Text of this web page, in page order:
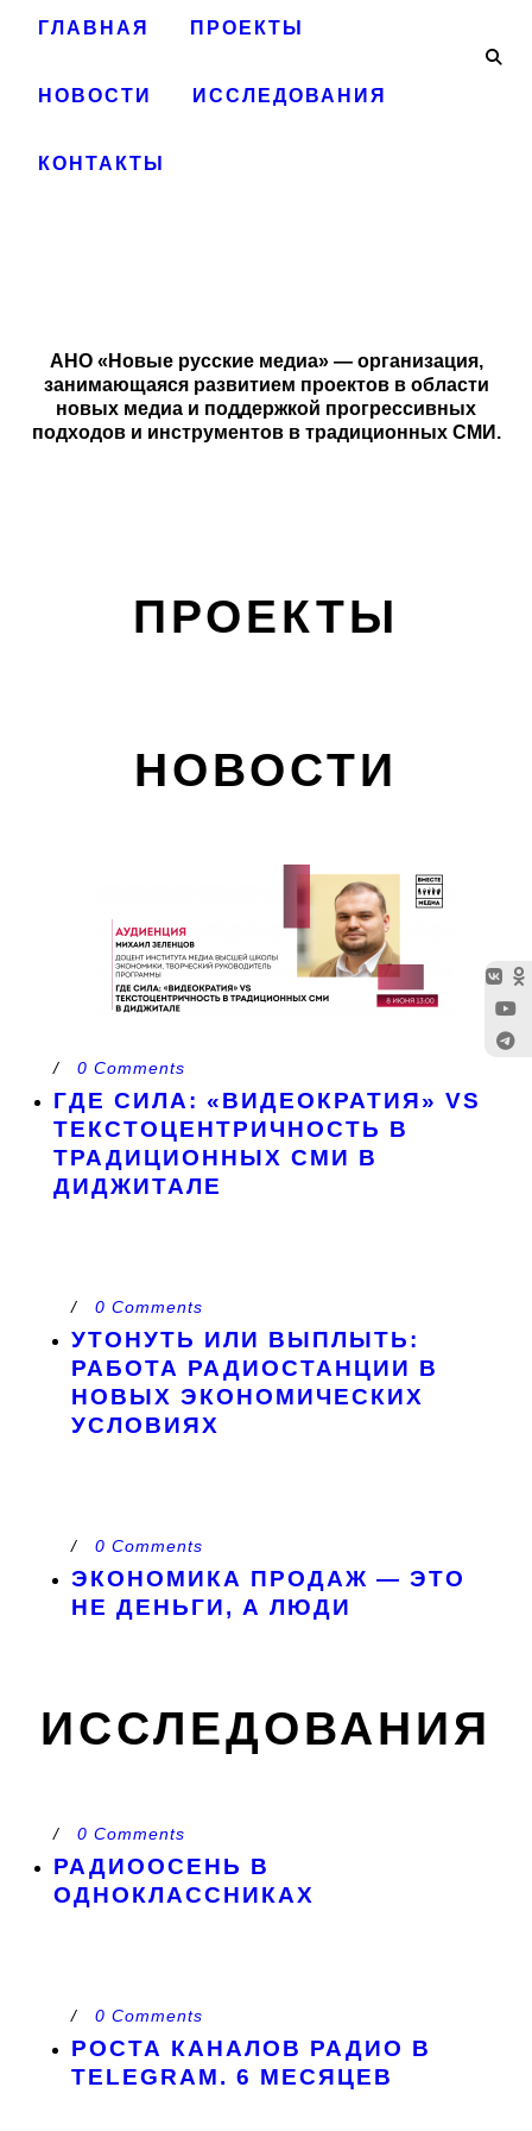
ГЛАВНАЯ ПРОЕКТЫ
НОВОСТИ ИССЛЕДОВАНИЯ
КОНТАКТЫ
АНО «Новые русские медиа» — организация,
занимающаяся развитием проектов в области
новых медиа и поддержкой прогрессивных
подходов и инструментов в традиционных СМИ.
ПРОЕКТЫ
НОВОСТИ
/ 0 Comments
ГДЕ СИЛА: «ВИДЕОКРАТИЯ» VS
ТЕКСТОЦЕНТРИЧНОСТЬ В
ТРАДИЦИОННЫХ СМИ В
ДИДЖИТАЛЕ
/ 0 Comments
УТОНУТЬ ИЛИ ВЫПЛЫТЬ:
РАБОТА РАДИОСТАНЦИИ В
НОВЫХ ЭКОНОМИЧЕСКИХ
УСЛОВИЯХ
/ 0 Comments
ЭКОНОМИКА ПРОДАЖ — ЭТО
НЕ ДЕНЬГИ, А ЛЮДИ
ИССЛЕДОВАНИЯ
/ 0 Comments
РАДИООСЕНЬ В
ОДНОКЛАССНИКАХ
/ 0 Comments
РОСТА КАНАЛОВ РАДИО В
TELEGRAM. 6 МЕСЯЦЕВ